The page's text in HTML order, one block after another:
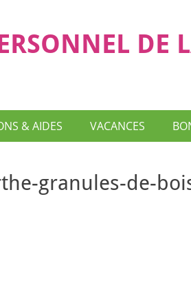
DE
& AIDES VACANCES
granules-de-